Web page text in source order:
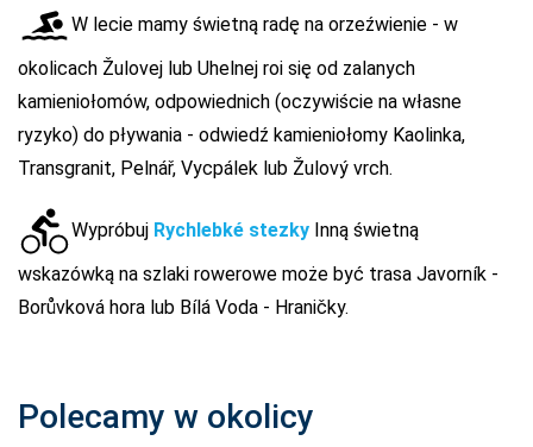
W lecie mamy świetną radę na orzeźwienie - w
okolicach Žulovej lub Uhelnej roi się od zalanych
kamieniołomów, odpowiednich (oczywiście na własne
ryzyko) do pływania - odwiedź kamieniołomy Kaolinka,
Transgranit, Pelnář, Vycpálek lub Žulový vrch.
Wypróbuj Rychlebké stezky Inną świetną
wskazówką na szlaki rowerowe może być trasa Javorník -
Borůvková hora lub Bílá Voda - Hraničky.
Polecamy w okolicy